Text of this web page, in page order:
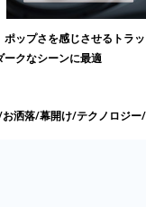
ップさを感じさせるトラ
ークなシーンに最適
洒落/幕開け/テクノロジー